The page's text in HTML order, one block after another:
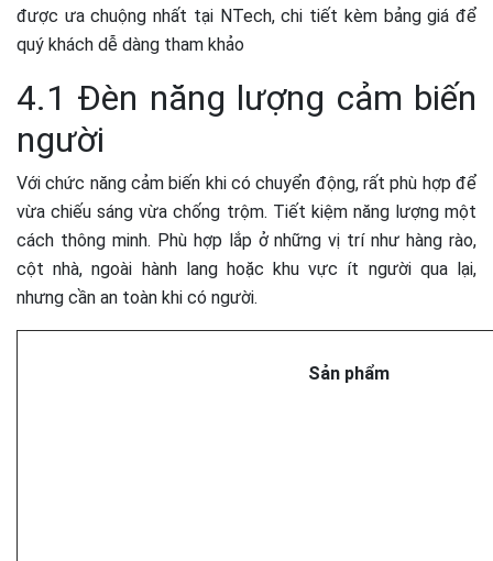
được ưa chuộng nhất tại NTech, chi tiết kèm bảng giá để
quý khách dễ dàng tham khảo
4.1 Đèn năng lượng cảm biến
người
Với chức năng cảm biến khi có chuyển động, rất phù hợp để
vừa chiếu sáng vừa chống trộm. Tiết kiệm năng lượng một
cách thông minh. Phù hợp lắp ở những vị trí như hàng rào,
cột nhà, ngoài hành lang hoặc khu vực ít người qua lại,
nhưng cần an toàn khi có người.
Sản phẩm